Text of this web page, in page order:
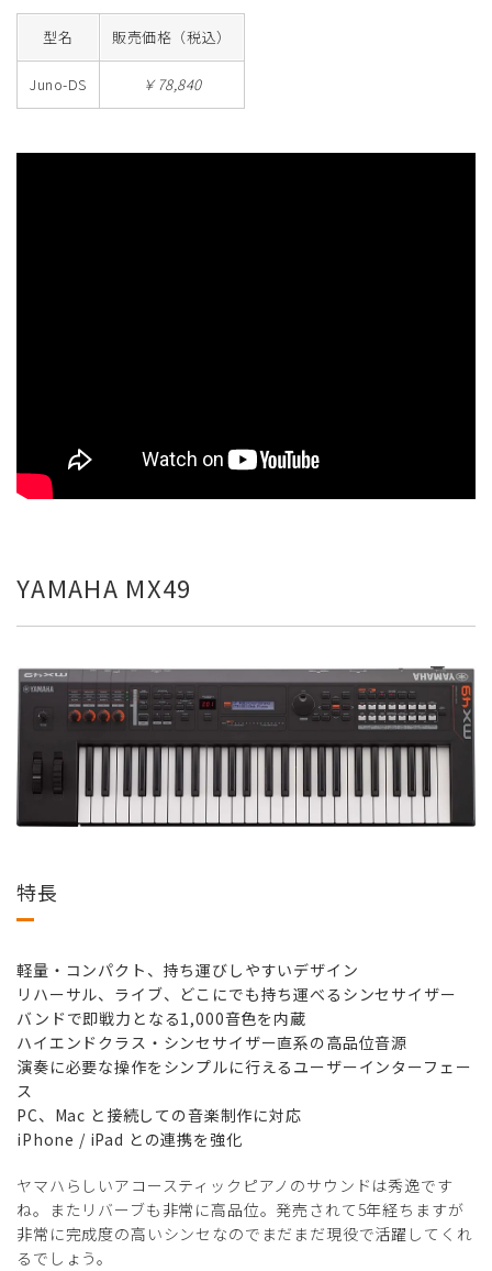
型名 販売価格（税込）
Juno-DS ￥78,840
YAMAHA MX49
特長
軽量・コンパクト、持ち運びしやすいデザイン
リハーサル、ライブ、どこにでも持ち運べるシンセサイザー
バンドで即戦力となる1,000音色を内蔵
ハイエンドクラス・シンセサイザー直系の高品位音源
演奏に必要な操作をシンプルに行えるユーザーインターフェー
ス
PC、Mac と接続しての音楽制作に対応
iPhone / iPad との連携を強化
ヤマハらしいアコースティックピアノのサウンドは秀逸です
ね。またリバーブも非常に高品位。発売されて5年経ちますが
非常に完成度の高いシンセなのでまだまだ現役で活躍してくれ
るでしょう。